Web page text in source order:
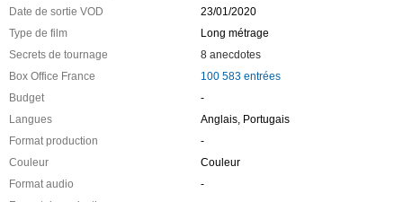
Date de sortie VOD
23/01/2020
Type de film
Long métrage
Secrets de tournage
8 anecdotes
Box Office France
100 583 entrées
Budget
-
Langues
Anglais, Portugais
Format production
-
Couleur
Couleur
Format audio
-